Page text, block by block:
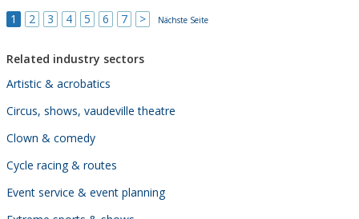
gewaltfrei, d.h. es wird nicht geschossen und auf jegliche
1 2 3 4 5 6 7 > Nächste Seite
Related industry sectors
Artistic & acrobatics
Circus, shows, vaudeville theatre
Clown & comedy
Cycle racing & routes
Event service & event planning